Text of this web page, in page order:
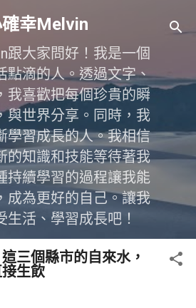
到主要內容
幸Melvin
跟大家問好！我是一個
點滴的人。透過文字、
我喜歡把每個珍貴的瞬
與世界分享。同時，我
學習成長的人。我相信
的知識和技能等待著我
持續學習的過程讓我能
成為更好的自己。讓我
生活、學習成長吧！
三個縣市的自來水，
生飲